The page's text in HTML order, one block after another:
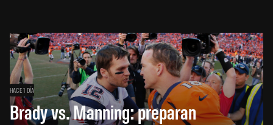
HACE 1 DÍA
Brady vs. Manning: preparan